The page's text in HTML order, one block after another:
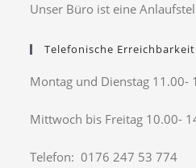
Unser Büro ist eine
Telefonische Erreichbarkeit
Montag und Dienstag 11.00-
Mittwoch bis Freitag 10.00-
Telefon: 0176 247 53 774